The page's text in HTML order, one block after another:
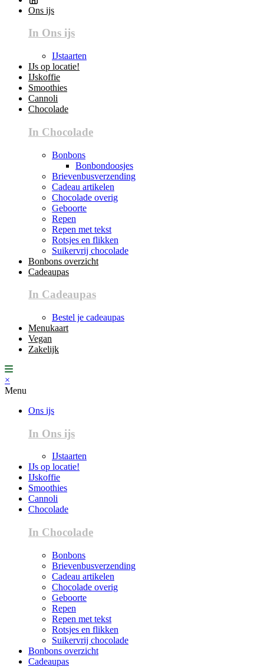
Ons ijs
In Ons ijs
IJstaarten
IJs op locatie!
IJskoffie
Smoothies
Cannoli
Chocolade
In Chocolade
Bonbons
Bonbondoosjes
Brievenbusverzending
Cadeau artikelen
Chocolade overig
Geboorte
Repen
Repen met tekst
Rotsjes en flikken
Suikervrij chocolade
Bonbons overzicht
Cadeaupas
In Cadeaupas
Bestel je cadeaupas
Menukaart
Vegan
Zakelijk
×
Menu
Ons ijs
In Ons ijs
IJstaarten
IJs op locatie!
IJskoffie
Smoothies
Cannoli
Chocolade
In Chocolade
Bonbons
Brievenbusverzending
Cadeau artikelen
Chocolade overig
Geboorte
Repen
Repen met tekst
Rotsjes en flikken
Suikervrij chocolade
Bonbons overzicht
Cadeaupas